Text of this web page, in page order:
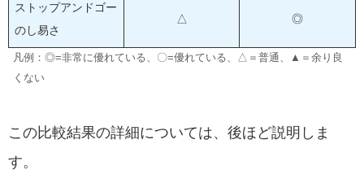
ストップアンドゴー
のし易さ
△ ◎
凡例：◎=非常に優れている、〇=優れている、△＝普通、▲＝余り良
くない
この比較結果の詳細については、後ほど説明しま
す。